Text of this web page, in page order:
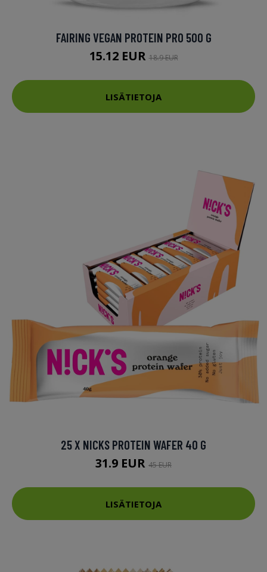
FAIRING VEGAN PROTEIN PRO 500 G
15.12 EUR18.9 EUR
LISÄTIETOJA
25 X NICKS PROTEIN WAFER 40 G
31.9 EUR 45 EUR
LISÄTIETOJA